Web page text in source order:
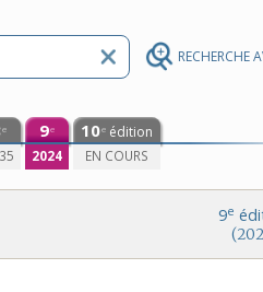
RECHERCHE
e 9e
2024
10e édition
EN COURS
9e